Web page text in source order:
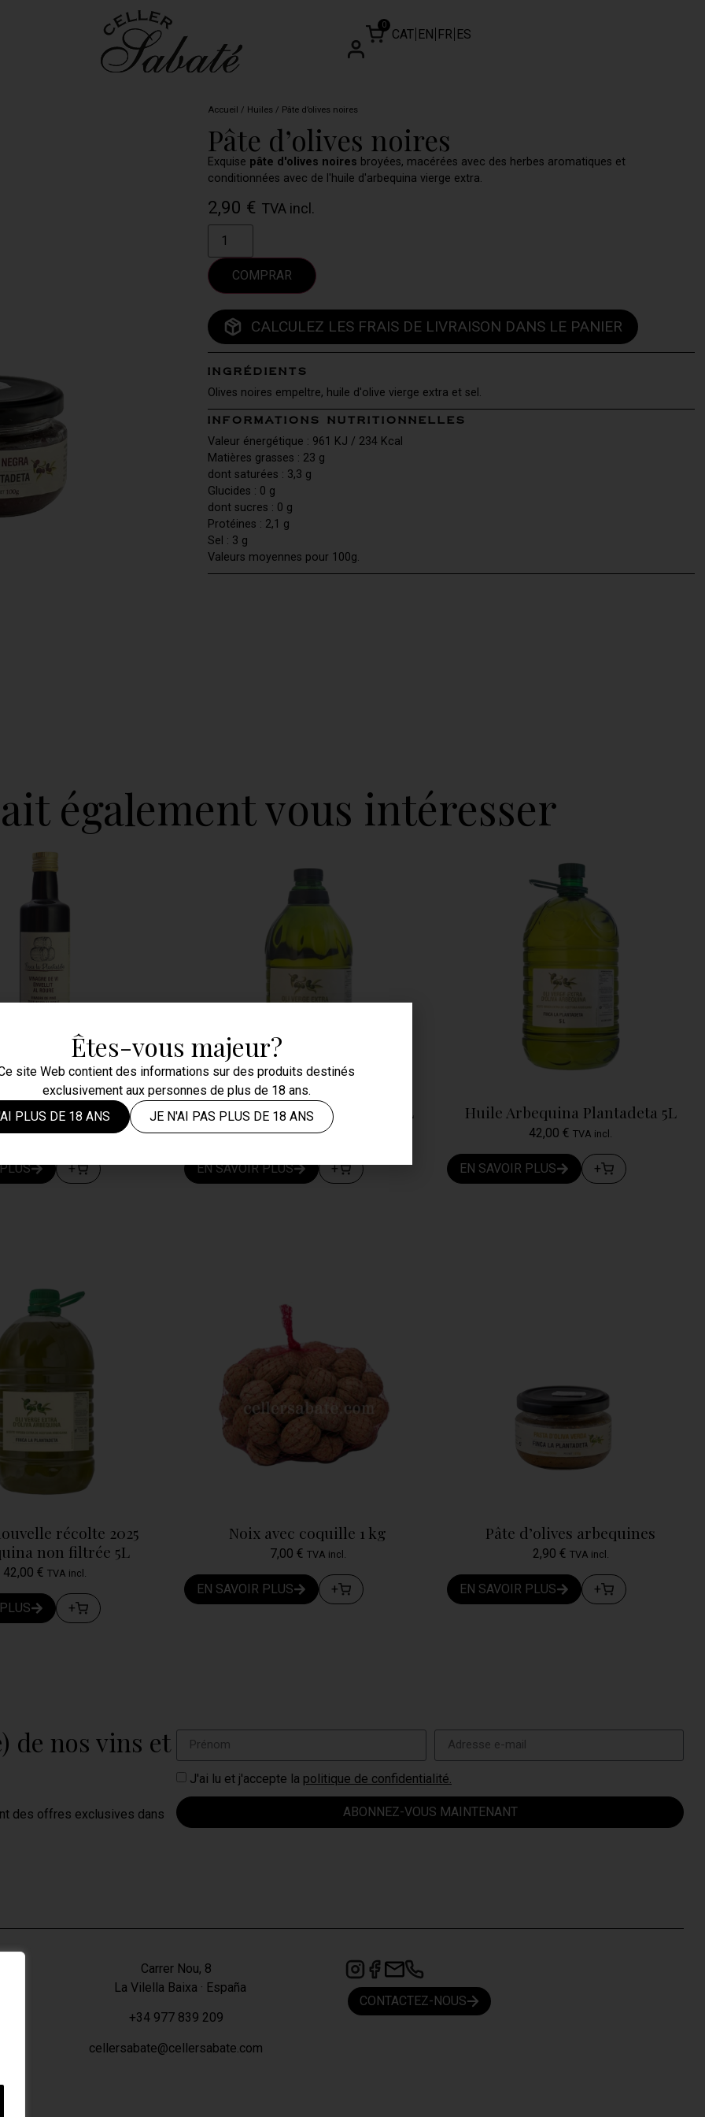
0
CAT EN FR ES
Accueil / Huiles / Pâte d’olives noires
Pâte d’olives noires
Exquise pâte d'olives noires broyées, macérées avec des herbes aromatiques et
conditionnées avec de l'huile d'arbequina vierge extra.
2,90 € TVA incl.
COMPRAR
CALCULEZ LES FRAIS DE LIVRAISON DANS LE PANIER
INGRÉDIENTS
Olives noires empeltre, huile d'olive vierge extra et sel.
INFORMATIONS NUTRITIONNELLES
Valeur énergétique : 961 KJ / 234 Kcal
Matières grasses : 23 g
dont saturées : 3,3 g
Glucides : 0 g
dont sucres : 0 g
Protéines : 2,1 g
Sel : 3 g
Valeurs moyennes pour 100g.
également vous intéresser
Plantadeta 50cl
3,75€ TVA incl.
+
Huile Arbequina Plantadeta 2L
20,00€ TVA incl.
EN SAVOIR PLUS +
Huile Arbequina Plantadeta 5L
42,00€ TVA incl.
EN SAVOIR PLUS +
récolte 2025
non filtrée 5L
42,00 € TVA incl.
+
Noix avec coquille 1 kg
7,00 € TVA incl.
EN SAVOIR PLUS +
Pâte d’olives arbequines
2,90 € TVA incl.
EN SAVOIR PLUS +
de nos vins et
des offres exclusives dans
J'ai lu et j'accepte la politique de confidentialité.
ABONNEZ-VOUS MAINTENANT
Carrer Nou, 8
La Vilella Baixa · España
+34 977 839 209
cellersabate@cellersabate.com
CONTACTEZ-NOUS
Êtes-vous majeur?
site Web contient des informations sur des produits destinés
exclusivement aux personnes de plus de 18 ans.
PLUS DE 18 ANS
JE N'AI PAS PLUS DE 18 ANS